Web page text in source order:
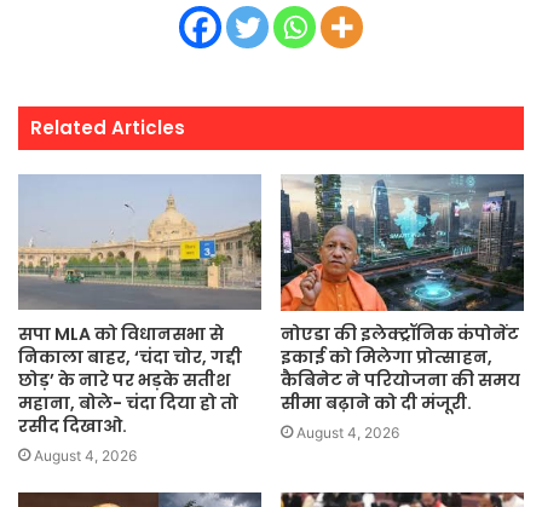
Related Articles
सपा MLA को विधानसभा से
निकाला बाहर, ‘चंदा चोर, गद्दी
छोड़’ के नारे पर भड़के सतीश
महाना, बोले- चंदा दिया हो तो
रसीद दिखाओ.
August 4, 2026
नोएडा की इलेक्ट्रॉनिक कंपोनेंट
इकाई को मिलेगा प्रोत्साहन,
कैबिनेट ने परियोजना की समय
सीमा बढ़ाने को दी मंजूरी.
August 4, 2026